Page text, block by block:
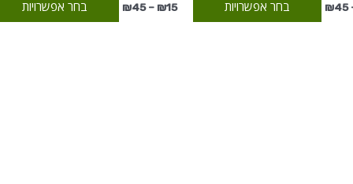
₪45 בחר אפשרויות ₪15
–
₪45 בחר אפשרויות